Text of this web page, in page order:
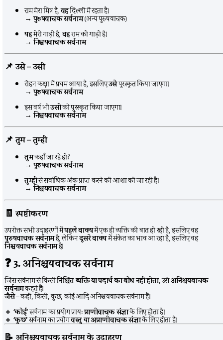
राम मेरा मित्र है,वहदिल्ली में रहता है।
→पुरुषवाचक सर्वनाम(अन्य पुरुषवाचक)
यहमेरी गाड़ी है,वहराम की गाड़ी है।
→निश्चयवाचक सर्वनाम
📌उसे – उसी
रोहन कक्षा में प्रथम आया है, इसलिएउसेपुरस्कृत किया जाएगा।
→पुरुषवाचक सर्वनाम
इस वर्ष भीउसीको पुरस्कृत किया जाएगा।
→निश्चयवाचक सर्वनाम
📌तुम – तुम्हीं
तुमकहाँ जा रहे हो?
→पुरुषवाचक सर्वनाम
तुम्हींसे सर्वाधिक अंक प्राप्त करने की आशा की जा रही है।
→निश्चयवाचक सर्वनाम
🧾स्पष्टीकरण
उपरोक्त सभी उदाहरणों मेंपहले वाक्यमें एक ही व्यक्ति की बात हो रही है, इसलिए वह
पुरुषवाचक सर्वनामहै, लेकिनदूसरे वाक्यमें संकेत का भाव आ रहा है, इसलिए वह
निश्चयवाचक सर्वनामहै।
❓3. अनिश्चयवाचक सर्वनाम
जिस सर्वनाम से किसीनिश्चित व्यक्ति या पदार्थ का बोध नहीं होता, उसेअनिश्चयवाचक
सर्वनामकहते हैं।
जैसे– कहीं, किसी, कुछ, कोई आदि अनिश्चयवाचक सर्वनाम हैं।
🔸 ‘कोई’सर्वनाम का प्रयोग प्रायःप्राणीवाचक संज्ञाके लिए होता है।
🔸 ‘कुछ’सर्वनाम का प्रयोगवस्तु या अप्राणीवाचक संज्ञाके लिए होता है।
📝 अनिश्चयवाचक सर्वनाम के उदाहरण